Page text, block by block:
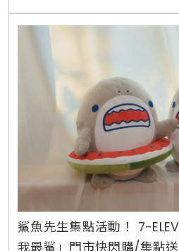
以及球鞋收納箱等7組灌籃高
皆附電影交換券1張及限定電影
全套收藏。7-ELEVEN獨家限定
鯊魚先生集點活動！ 7-
我最鯊」門市快閃購/集點